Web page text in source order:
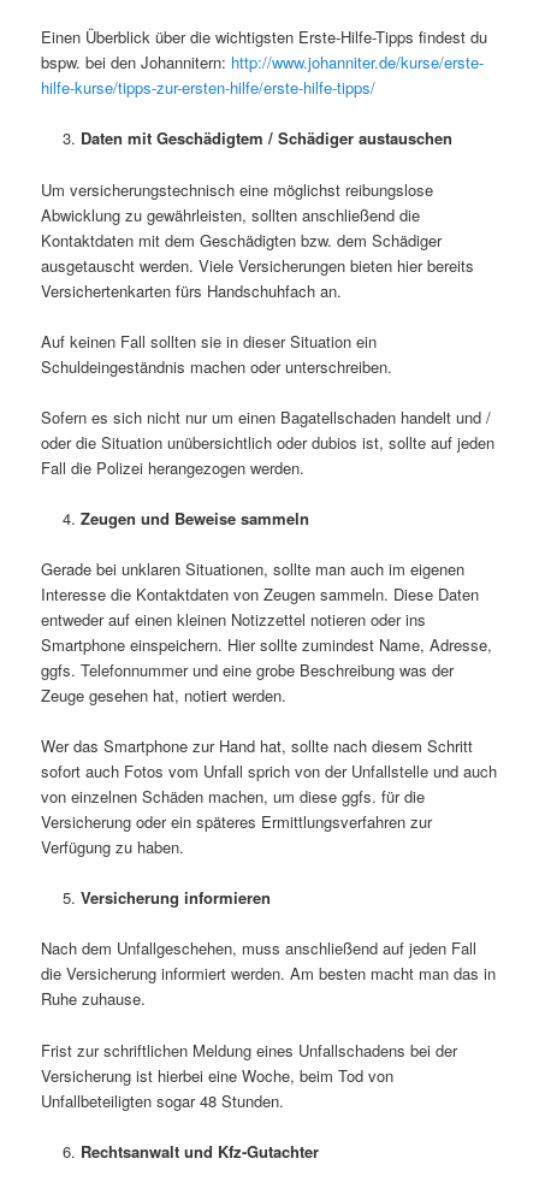
Einen Überblick über die wichtigsten Erste-Hilfe-Tipps findest du
bspw. bei den Johannitern: http://www.johanniter.de/kurse/erste-
hilfe-kurse/tipps-zur-ersten-hilfe/erste-hilfe-tipps/
Daten mit Geschädigtem / Schädiger austauschen
Um versicherungstechnisch eine möglichst reibungslose
Abwicklung zu gewährleisten, sollten anschließend die
Kontaktdaten mit dem Geschädigten bzw. dem Schädiger
ausgetauscht werden. Viele Versicherungen bieten hier bereits
Versichertenkarten fürs Handschuhfach an.
Auf keinen Fall sollten sie in dieser Situation ein
Schuldeingeständnis machen oder unterschreiben.
Sofern es sich nicht nur um einen Bagatellschaden handelt und /
oder die Situation unübersichtlich oder dubios ist, sollte auf jeden
Fall die Polizei herangezogen werden.
Zeugen und Beweise sammeln
Gerade bei unklaren Situationen, sollte man auch im eigenen
Interesse die Kontaktdaten von Zeugen sammeln. Diese Daten
entweder auf einen kleinen Notizzettel notieren oder ins
Smartphone einspeichern. Hier sollte zumindest Name, Adresse,
ggfs. Telefonnummer und eine grobe Beschreibung was der
Zeuge gesehen hat, notiert werden.
Wer das Smartphone zur Hand hat, sollte nach diesem Schritt
sofort auch Fotos vom Unfall sprich von der Unfallstelle und auch
von einzelnen Schäden machen, um diese ggfs. für die
Versicherung oder ein späteres Ermittlungsverfahren zur
Verfügung zu haben.
Versicherung informieren
Nach dem Unfallgeschehen, muss anschließend auf jeden Fall
die Versicherung informiert werden. Am besten macht man das in
Ruhe zuhause.
Frist zur schriftlichen Meldung eines Unfallschadens bei der
Versicherung ist hierbei eine Woche, beim Tod von
Unfallbeteiligten sogar 48 Stunden.
Rechtsanwalt und Kfz-Gutachter